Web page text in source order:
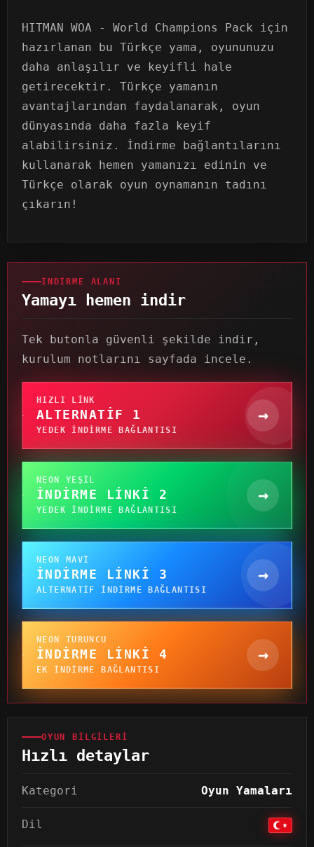
HITMAN WOA - World Champions Pack için
hazırlanan bu Türkçe yama, oyununuzu
daha anlaşılır ve keyifli hale
getirecektir. Türkçe yamanın
avantajlarından faydalanarak, oyun
dünyasında daha fazla keyif
alabilirsiniz. İndirme bağlantılarını
kullanarak hemen yamanızı edinin ve
Türkçe olarak oyun oynamanın tadını
çıkarın!
İNDIRME ALANI
Yamayı hemen indir
Tek butonla güvenli şekilde indir,
kurulum notlarını sayfada incele.
HIZLI LINK
ALTERNATIF 1
YEDEK INDIRME BAĞLANTISI
→
NEON YEŞIL
İNDIRME LINKI 2
YEDEK INDIRME BAĞLANTISI
→
NEON MAVI
İNDIRME LINKI 3
ALTERNATIF INDIRME BAĞLANTISI
→
NEON TURUNCU
İNDIRME LINKI 4
EK INDIRME BAĞLANTISI
→
OYUN BILGILERI
Hızlı detaylar
Kategori Oyun Yamaları
Dil